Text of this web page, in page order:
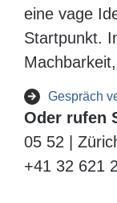
eine vage
Startpunkt.
Gespräch
Oder rufen
05 52 |
+41 32 621